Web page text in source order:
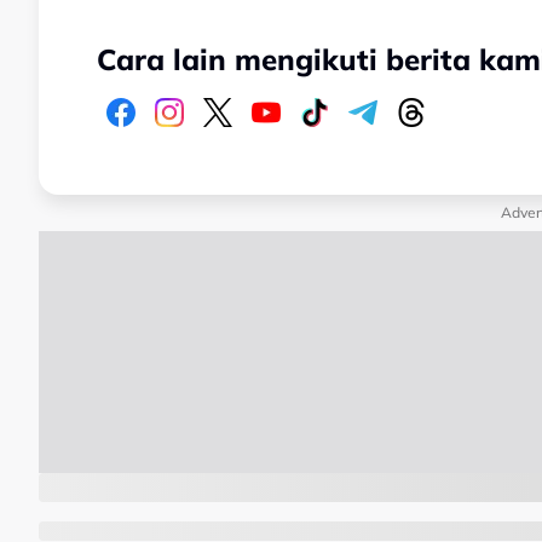
Cara lain mengikuti berita